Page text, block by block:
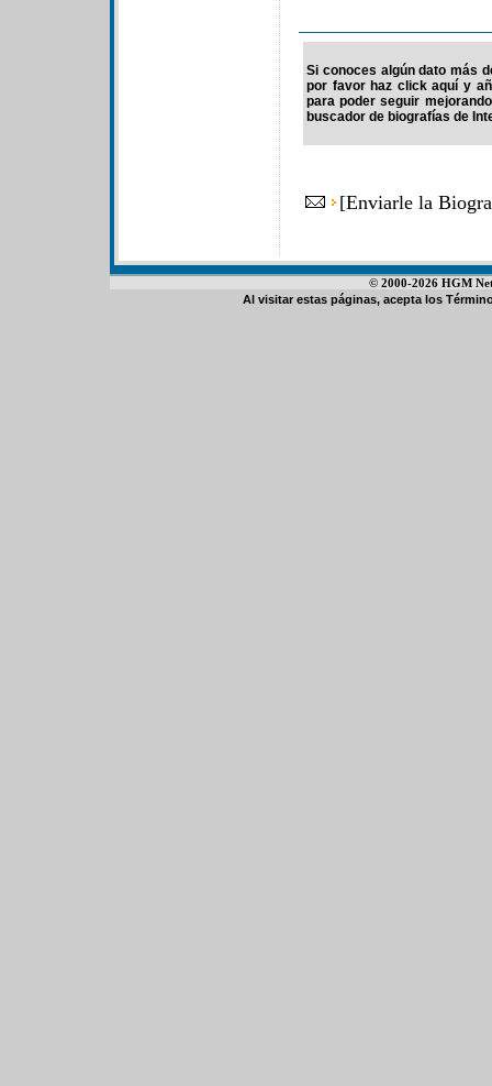
Si conoces algún dato más
por favor haz click aquí y
para poder seguir
buscador de biografías de
[Enviarle la
© 2000-2026 HGM
Al visitar estas páginas, acepta los